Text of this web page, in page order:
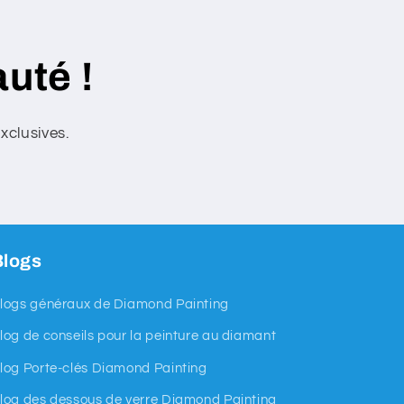
!
généraux de Diamond Painting
de conseils pour la peinture au diamant
Porte-clés Diamond Painting
des dessous de verre Diamond Painting